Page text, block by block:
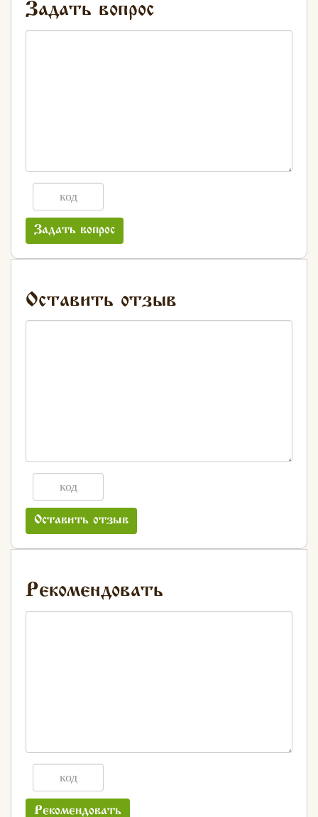
Хлеб
Задать вопрос
Задать вопрос
Оставить отзыв
Оставить отзыв
Рекомендовать
Рекомендовать